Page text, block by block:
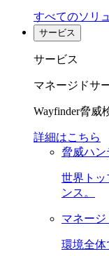
すべてのソリ
サービス
サービス
マネージドサ
Wayfinder脅威
詳細はこちら
脅威ハ
世界トッ
ンス。
マネー
環境全体